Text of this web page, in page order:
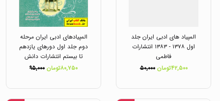
المپیاد های ادبی ایران جلد
اول ۱۳۷۸ - ۱۳۸۳ انتشارات
فاطمی
۴۲,۵۰۰تومان
۵۰,۰۰۰
المپیادهای ادبی ایران مرحله
دوم جلد اول دورهای یازدهم
تا بیستم انتشارات دانش
پژوهان جوان۸۰,۷۵۰تومان ۹۵,۰۰۰